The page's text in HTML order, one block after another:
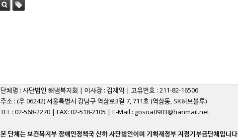
단체명 : 사단법인 해냄복지회 | 이사장 : 김재익 | 고유번호 : 211-82-16506
주소 : (우 06242) 서울특별시 강남구 역삼로3길 7, 711호 (역삼동, SK허브블루)
TEL : 02-568-2270 | FAX: 02-518-2105 | E-Mail : gosoa0903@hanmail.net
본 단체는 보건복지부 장애인정책국 산하 사단법인이며 기획재정부 지정기부금단체입니다